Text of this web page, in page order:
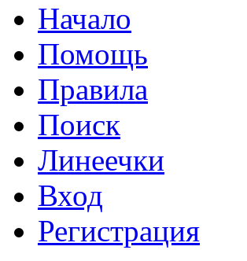
Начало
Помощь
Правила
Поиск
Линеечки
Вход
Регистрация